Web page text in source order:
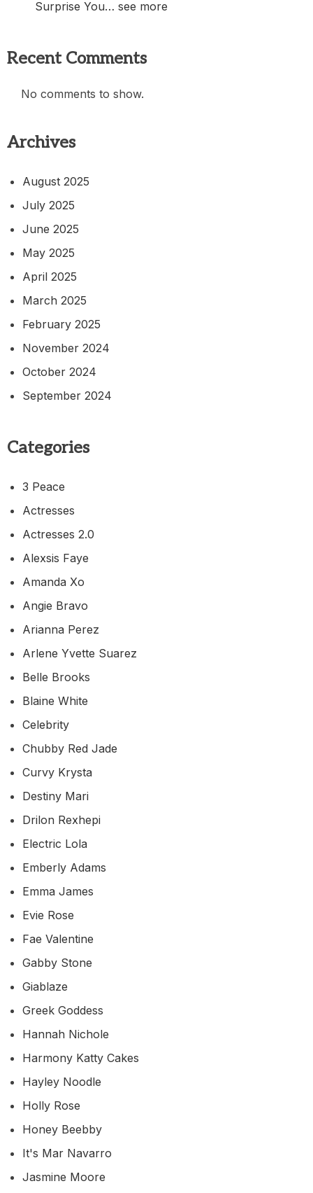
Surprise You… see more
Recent Comments
No comments to show.
Archives
August 2025
July 2025
June 2025
May 2025
April 2025
March 2025
February 2025
November 2024
October 2024
September 2024
Categories
3 Peace
Actresses
Actresses 2.0
Alexsis Faye
Amanda Xo
Angie Bravo
Arianna Perez
Arlene Yvette Suarez
Belle Brooks
Blaine White
Celebrity
Chubby Red Jade
Curvy Krysta
Destiny Mari
Drilon Rexhepi
Electric Lola
Emberly Adams
Emma James
Evie Rose
Fae Valentine
Gabby Stone
Giablaze
Greek Goddess
Hannah Nichole
Harmony Katty Cakes
Hayley Noodle
Holly Rose
Honey Beebby
It's Mar Navarro
Jasmine Moore